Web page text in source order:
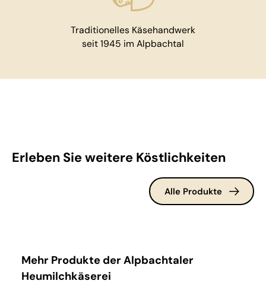
Traditionelles Käsehandwerk
seit 1945 im Alpbachtal
Erleben Sie weitere Köstlichkeiten
Alle Produkte
Mehr Produkte der Alpbachtaler
Heumilchkäserei